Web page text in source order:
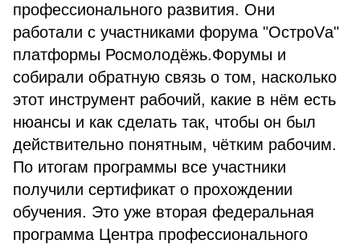
профессионального развития. Они
работали с участниками форума "ОстроVа"
платформы Росмолодёжь.Форумы и
собирали обратную связь о том, насколько
этот инструмент рабочий, какие в нём есть
нюансы и как сделать так, чтобы он был
действительно понятным, чётким рабочим.
По итогам программы все участники
получили сертификат о прохождении
обучения. Это уже вторая федеральная
программа Центра профессионального